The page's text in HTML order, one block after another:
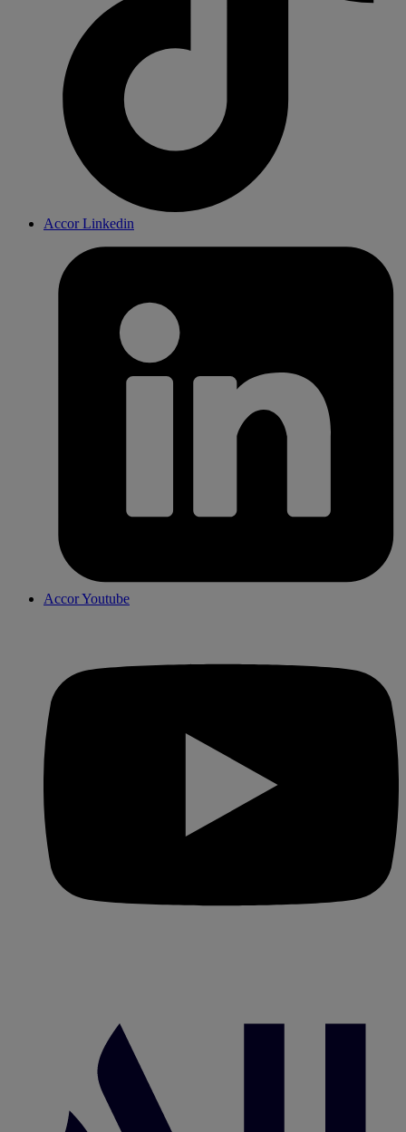
Accor Linkedin
Accor Youtube